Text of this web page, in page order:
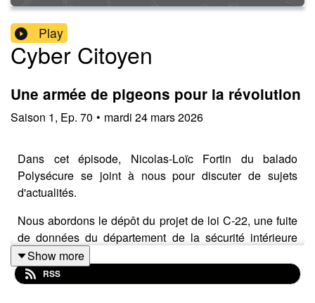
Play
Cyber Citoyen
Une armée de pigeons pour la révolution
Saison 1, Ep. 70 • mardi 24 mars 2026
Dans cet épisode, Nicolas-Loïc Fortin du balado
Polysécure se joint à nous pour discuter de sujets
d'actualités.
Nous abordons le dépôt du projet de loi C-22, une fuite
de données du département de la sécurité intérieure
des États-Unis qui dévoile l'intérêt pour les solutions de
surveillance et une nouvelle application d'astroturfing
politique vendue au Canada.
Show more
RSS